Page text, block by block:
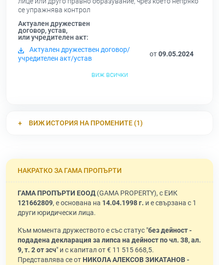
се упражнява контрол
Актуален дружествен
договор, устав,
или учредителен акт:
Актуален дружествен договор/
учредителен акт/устав
от09.05.2024
виж всички
ВИЖ ИСТОРИЯ НА ПРОМЕНИТЕ (1)
НАКРАТКО ЗА ГАМА ПРОПЪРТИ
ГАМА ПРОПЪРТИ ЕООД(GAMA PROPERTY), с ЕИК
121662809, е основана на 14.04.1998 г. и е свързана с 1
други юридически лица.
Към момента дружеството е със статус "без дейност -
подадена декларация за липса на дейност по чл. 38, ал.
9, т. 2 от зсч" и с капитал от € 11 515 668,5.
Представлява се от НИКОЛА АЛЕКСОВ ЗИКАТАНОВ -